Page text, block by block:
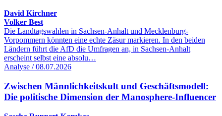
David Kirchner
Volker Best
Die Landtagswahlen in Sachsen-Anhalt und Mecklenburg-
Vorpommern könnten eine echte Zäsur markieren. In den beiden
Ländern führt die AfD die Umfragen an, in Sachsen-Anhalt
erscheint selbst eine absolu…
Analyse / 08.07.2026
Zwischen Männlichkeitskult und Geschäftsmodell:
Die politische Dimension der Manosphere-Influencer